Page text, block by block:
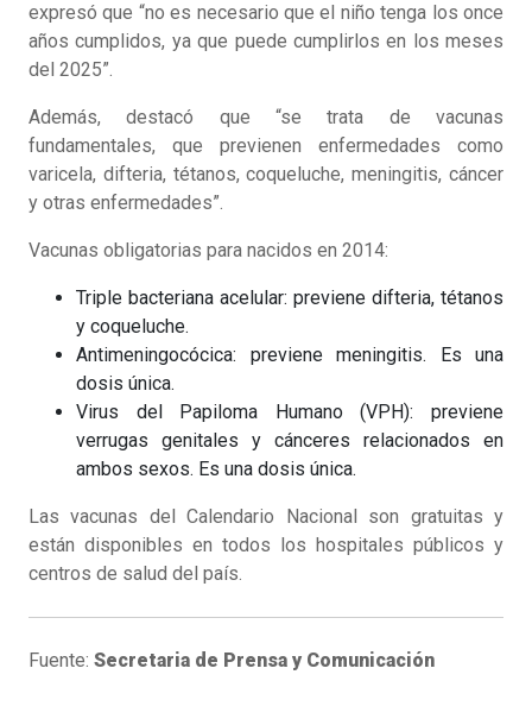
expresó que “no es necesario que el niño tenga los once
años cumplidos, ya que puede cumplirlos en los meses
del 2025”.
Además, destacó que “se trata de vacunas
fundamentales, que previenen enfermedades como
varicela, difteria, tétanos, coqueluche, meningitis, cáncer
y otras enfermedades”.
Vacunas obligatorias para nacidos en 2014:
Triple bacteriana acelular: previene difteria, tétanos
y coqueluche.
Antimeningocócica: previene meningitis. Es una
dosis única.
Virus del Papiloma Humano (VPH): previene
verrugas genitales y cánceres relacionados en
ambos sexos. Es una dosis única.
Las vacunas del Calendario Nacional son gratuitas y
están disponibles en todos los hospitales públicos y
centros de salud del país.
Fuente: Secretaria de Prensa y Comunicación